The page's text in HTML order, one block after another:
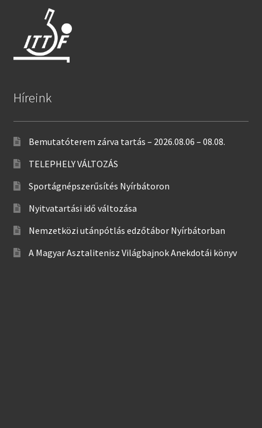
Híreink
Bemutatóterem zárva tartás – 2026.08.06 – 08.08.
TELEPHELY VÁLTOZÁS
Sportágnépszerűsítés Nyírbátoron
Nyitvatartási idő változása
Nemzetközi utánpótlás edzőtábor Nyírbátorban
A Magyar Asztalitenisz Világbajnok Anekdotái könyv